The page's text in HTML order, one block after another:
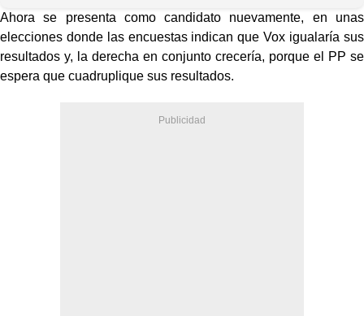
Ahora se presenta como candidato nuevamente, en unas
elecciones donde las encuestas indican que Vox igualaría sus
resultados y, la derecha en conjunto crecería, porque el PP se
espera que cuadruplique sus resultados.